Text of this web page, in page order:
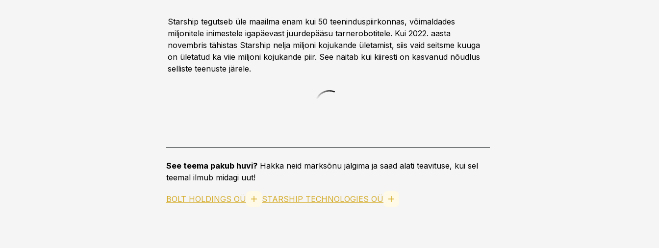
Starship tegutseb üle maailma enam kui 50 teeninduspiirkonnas, võimaldades
miljonitele inimestele igapäevast juurdepääsu tarnerobotitele. Kui 2022. aasta
novembris tähistas Starship nelja miljoni kojukande ületamist, siis vaid seitsme kuuga
on ületatud ka viie miljoni kojukande piir. See näitab kui kiiresti on kasvanud nõudlus
selliste teenuste järele.
See teema pakub huvi? Hakka neid märksõnu jälgima ja saad alati teavituse, kui sel
teemal ilmub midagi uut!
BOLT HOLDINGS OÜ STARSHIP TECHNOLOGIES OÜ